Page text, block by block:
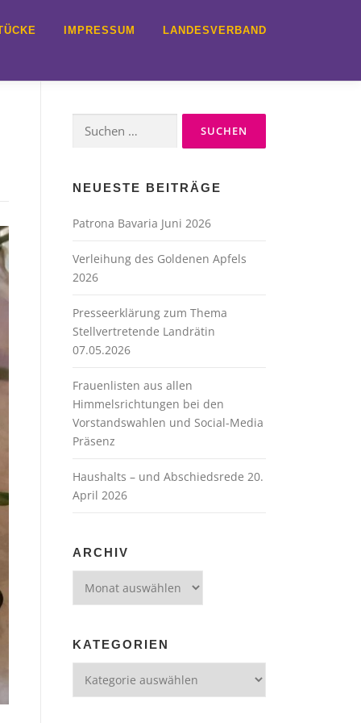
IMPRESSUM LANDESVERBAND
nach:
NEUESTE BEITRÄGE
Patrona Bavaria Juni 2026
Verleihung des Goldenen Apfels
2026
Presseerklärung zum Thema
Stellvertretende Landrätin
07.05.2026
Frauenlisten aus allen
Himmelsrichtungen bei den
Vorstandswahlen und Social-Media
Präsenz
Haushalts – und Abschiedsrede 20.
April 2026
ARCHIV
KATEGORIEN